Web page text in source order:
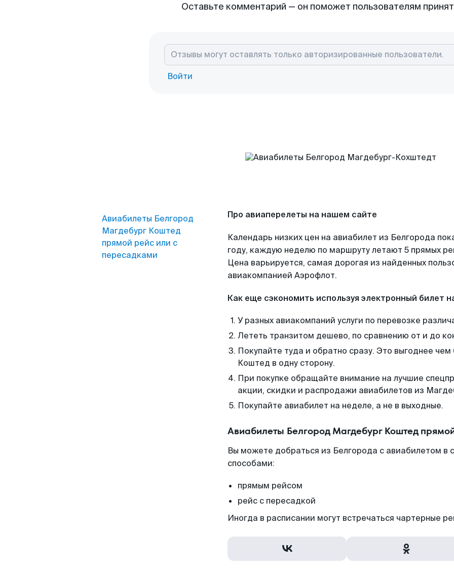
Оставьте комментарий — он поможет пользователям
Войти
Авиабилеты Белгород
Магдебург Коштед
прямой рейс или с
пересадками
Про авиаперелеты на нашем сайте
Календарь низких цен на авиабилет из Белгорода
году, каждую неделю по маршруту летают 5 прямых
Цена варьируется, самая дорогая из найденных
авиакомпанией Аэрофлот.
Как еще сэкономить используя электронный билет
У разных авиакомпаний услуги по перевозке
Лететь транзитом дешево, по сравнению от и до
Покупайте туда и обратно сразу. Это выгоднее
Коштед в одну сторону.
При покупке обращайте внимание на лучшие
акции, скидки и распродажи авиабилетов из
Покупайте авиабилет на неделе, а не в выходные.
Авиабилеты Белгород Магдебург Коштед
Вы можете добраться из Белгорода с авиабилетом в
способами:
прямым рейсом
рейс с пересадкой
Иногда в расписании могут встречаться чартерные